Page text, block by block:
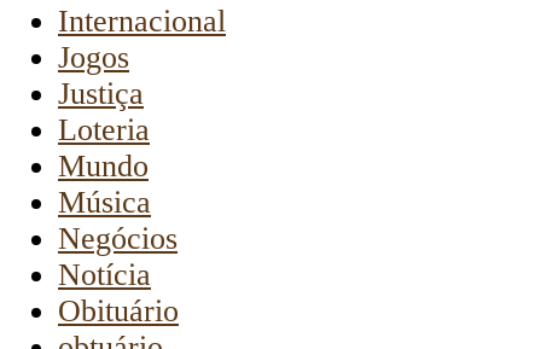
Internacional
Jogos
Justiça
Loteria
Mundo
Música
Negócios
Notícia
Obituário